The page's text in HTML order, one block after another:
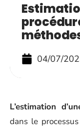
04/07/
L’estimation
dans le